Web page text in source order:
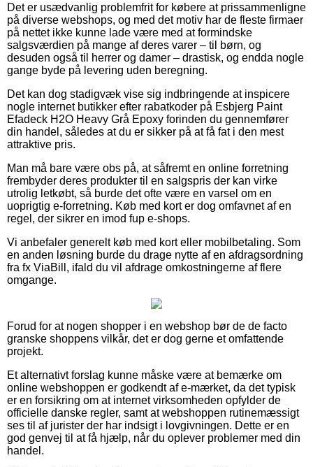
Det er usædvanlig problemfrit for købere at prissammenligne
på diverse webshops, og med det motiv har de fleste firmaer
på nettet ikke kunne lade være med at formindske
salgsværdien på mange af deres varer – til børn, og
desuden også til herrer og damer – drastisk, og endda nogle
gange byde på levering uden beregning.
Det kan dog stadigvæk vise sig indbringende at inspicere
nogle internet butikker efter rabatkoder på Esbjerg Paint
Efadeck H2O Heavy Grå Epoxy forinden du gennemfører
din handel, således at du er sikker på at få fat i den mest
attraktive pris.
Man må bare være obs på, at såfremt en online forretning
frembyder deres produkter til en salgspris der kan virke
utrolig letkøbt, så burde det ofte være en varsel om en
uoprigtig e-forretning. Køb med kort er dog omfavnet af en
regel, der sikrer en imod fup e-shops.
Vi anbefaler generelt køb med kort eller mobilbetaling. Som
en anden løsning burde du drage nytte af en afdragsordning
fra fx ViaBill, ifald du vil afdrage omkostningerne af flere
omgange.
Forud for at nogen shopper i en webshop bør de de facto
granske shoppens vilkår, det er dog gerne et omfattende
projekt.
Et alternativt forslag kunne måske være at bemærke om
online webshoppen er godkendt af e-mærket, da det typisk
er en forsikring om at internet virksomheden opfylder de
officielle danske regler, samt at webshoppen rutinemæssigt
ses til af jurister der har indsigt i lovgivningen. Dette er en
god genvej til at få hjælp, når du oplever problemer med din
handel.